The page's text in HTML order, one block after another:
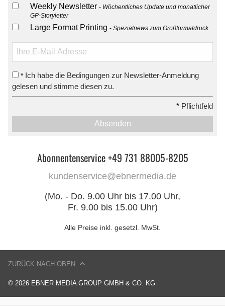
Weekly Newsletter
Wöchentliches Update und monatlicher
GP-Storyletter
Large Format Printing Spezialnews zum Großformatdruck
* Ich habe die Bedingungen zur Newsletter-Anmeldung
gelesen und stimme diesen zu.
* Pflichtfeld
Absenden
Abonnentenservice +49 731 88005-8205
kundenservice@ebnermedia.de
(Mo. - Do. 9.00 Uhr bis 17.00 Uhr,
Fr. 9.00 bis 15.00 Uhr)
Alle Preise inkl. gesetzl. MwSt.
© 2026 EBNER MEDIA GROUP GMBH & CO. KG
ZURÜCK NACH OBEN